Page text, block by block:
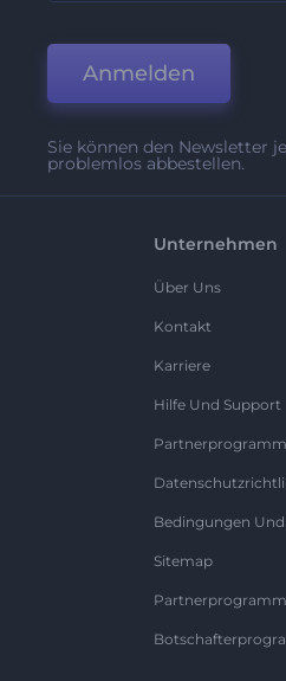
Anmelden
Sie können den Newsletter
problemlos abbestellen.
Unternehmen
Über Uns
Kontakt
Karriere
Hilfe Und Support
Partnerprogramm
Bedingungen
Sitemap
Partnerprogramm